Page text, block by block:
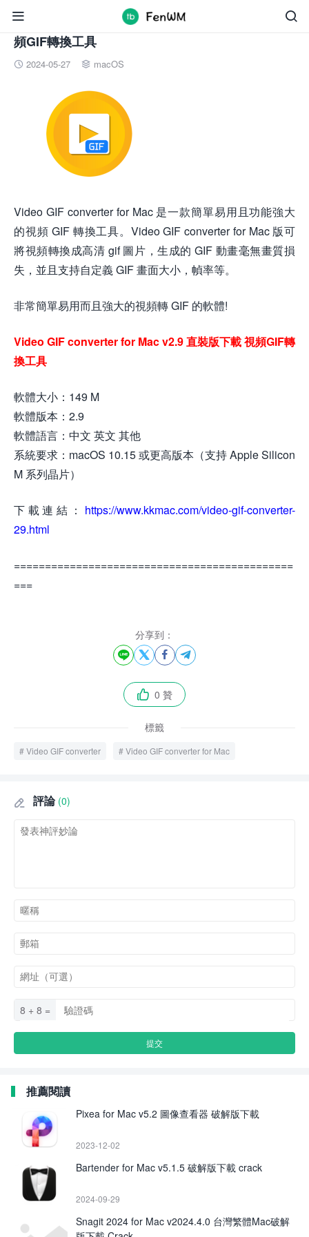


Video GIF converter for Mac v2.9 直裝版下載 視
頻GIF轉換工具
 2024-05-27  macOS
Video GIF converter for Mac 是一款簡單易用且功能強大
的視頻 GIF 轉換工具。Video GIF converter for Mac 版可
將視頻轉換成高清 gif 圖片，生成的 GIF 動畫毫無畫質損
失，並且支持自定義 GIF 畫面大小，幀率等。
非常簡單易用而且強大的視頻轉 GIF 的軟體!
Video GIF converter for Mac v2.9 直裝版下載 視頻GIF轉
換工具
軟體大小：149 M
軟體版本：2.9
軟體語言：中文 英文 其他
系統要求：macOS 10.15 或更高版本（支持 Apple Silicon
M 系列晶片）
下載連結： https://www.kkmac.com/video-gif-converter-
29.html
=============================================
===
分享到：
   
 0 贊
標籤
Video GIF converter Video GIF converter for Mac
 評論 (0)
8 + 8 =
推薦閱讀
Pixea for Mac v5.2 圖像查看器 破解版下載
2023-12-02
Bartender for Mac v5.1.5 破解版下載 crack
2024-09-29
Snagit 2024 for Mac v2024.4.0 台灣繁體Mac破解